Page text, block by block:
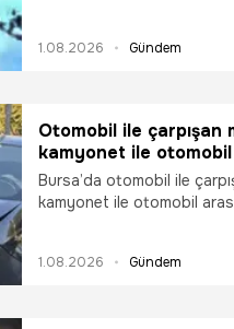
güvenlik kamerasına yansıdı.
1.08.2026 Gündem
Otomobil ile
kamyonet ile otomobil
Bursa’da otomobil ile
kamyonet ile otomobil
1.08.2026 Gündem